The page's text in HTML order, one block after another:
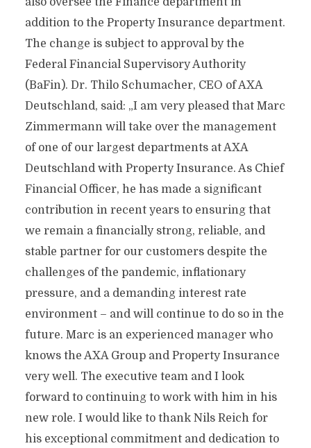
addition to the Property Insurance department.
The change is subject to approval by the
Federal Financial Supervisory Authority
(BaFin). Dr. Thilo Schumacher, CEO of AXA
Deutschland, said: „I am very pleased that Marc
Zimmermann will take over the management
of one of our largest departments at AXA
Deutschland with Property Insurance. As Chief
Financial Officer, he has made a significant
contribution in recent years to ensuring that
we remain a financially strong, reliable, and
stable partner for our customers despite the
challenges of the pandemic, inflationary
pressure, and a demanding interest rate
environment – and will continue to do so in the
future. Marc is an experienced manager who
knows the AXA Group and Property Insurance
very well. The executive team and I look
forward to continuing to work with him in his
new role. I would like to thank Nils Reich for
his exceptional commitment and dedication to